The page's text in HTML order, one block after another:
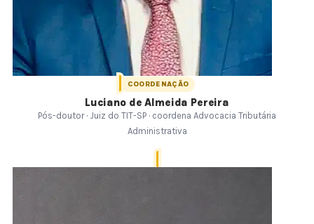
COORDENAÇÃO
Luciano de Almeida Pereira
Pós-doutor · Juiz do TIT-SP · coordena Advocacia Tributária
Administrativa